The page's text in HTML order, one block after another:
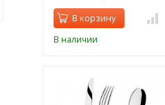
В корзину
В наличии